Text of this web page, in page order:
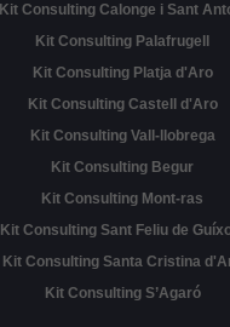
Kit Consulting Calonge i Sant
Kit Consulting Palafrugell
Kit Consulting Platja d'Aro
Kit Consulting Castell d'Aro
Kit Consulting Vall-llobrega
Kit Consulting Begur
Kit Consulting Mont-ras
Kit Consulting Sant Feliu de
Kit Consulting Santa Cristina
Kit Consulting S’Agaró